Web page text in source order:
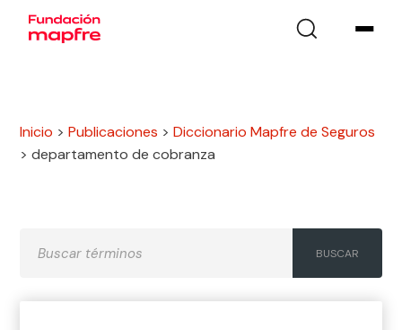
Inicio >Publicaciones >Diccionario Mapfre de Seguros
>departamento de cobranza